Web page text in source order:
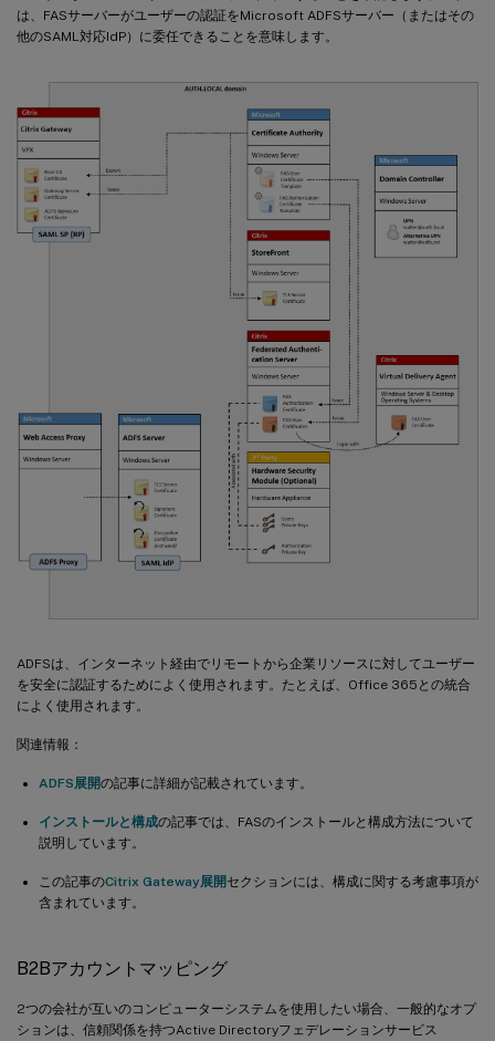
は、FASサーバーがユーザーの認証をMicrosoft ADFSサーバー（またはその
他のSAML対応IdP）に委任できることを意味します。
ADFSは、インターネット経由でリモートから企業リソースに対してユーザー
を安全に認証するためによく使用されます。たとえば、Office 365との統合
によく使用されます。
関連情報：
ADFS展開の記事に詳細が記載されています。
インストールと構成の記事では、FASのインストールと構成方法について
説明しています。
この記事のCitrix Gateway展開セクションには、構成に関する考慮事項が
含まれています。
B2Bアカウントマッピング
2つの会社が互いのコンピューターシステムを使用したい場合、一般的なオプ
ションは、信頼関係を持つActive Directoryフェデレーションサービス